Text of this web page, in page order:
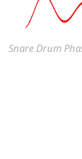
Snare Drum